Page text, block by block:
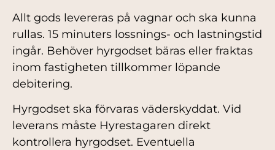
Allt gods levereras på vagnar och ska kunna
rullas. 15 minuters lossnings- och lastningstid
ingår. Behöver hyrgodset bäras eller fraktas
inom fastigheten tillkommer löpande
debitering.
Hyrgodset ska förvaras väderskyddat. Vid
leverans måste Hyrestagaren direkt
kontrollera hyrgodset. Eventuella